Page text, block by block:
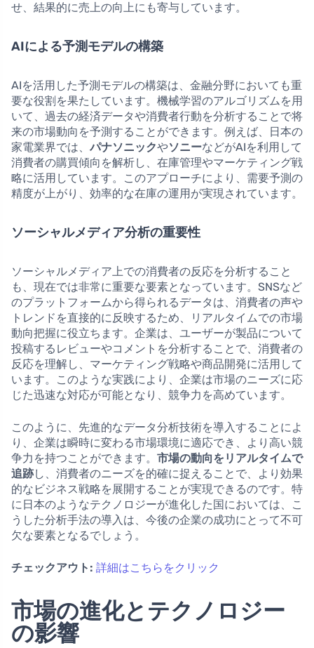
せ、結果的に売上の向上にも寄与しています。
AIによる予測モデルの構築
AIを活用した予測モデルの構築は、金融分野においても重
要な役割を果たしています。機械学習のアルゴリズムを用
いて、過去の経済データや消費者行動を分析することで将
来の市場動向を予測することができます。例えば、日本の
家電業界では、 パナソニックやソニーなどがAIを利用して
消費者の購買傾向を解析し、在庫管理やマーケティング戦
略に活用しています。このアプローチにより、需要予測の
精度が上がり、効率的な在庫の運用が実現されています。
ソーシャルメディア分析の重要性
ソーシャルメディア上での消費者の反応を分析すること
も、現在では非常に重要な要素となっています。SNSなど
のプラットフォームから得られるデータは、消費者の声や
トレンドを直接的に反映するため、リアルタイムでの市場
動向把握に役立ちます。企業は、ユーザーが製品について
投稿するレビューやコメントを分析することで、消費者の
反応を理解し、マーケティング戦略や商品開発に活用して
います。このような実践により、企業は市場のニーズに応
じた迅速な対応が可能となり、競争力を高めています。
このように、先進的なデータ分析技術を導入することによ
り、企業は瞬時に変わる市場環境に適応でき、より高い競
争力を持つことができます。 市場の動向をリアルタイムで
追跡し、消費者のニーズを的確に捉えることで、より効果
的なビジネス戦略を展開することが実現できるのです。特
に日本のようなテクノロジーが進化した国においては、こ
うした分析手法の導入は、今後の企業の成功にとって不可
欠な要素となるでしょう。
チェックアウト: 詳細はこちらをクリック
市場の進化とテクノロジー
の影響